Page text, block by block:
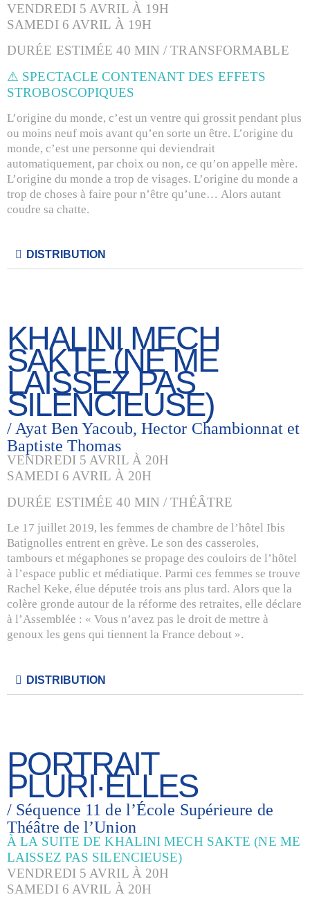
VENDREDI 5 AVRIL À 19H
SAMEDI 6 AVRIL À 19H
DURÉE ESTIMÉE 40 MIN / TRANSFORMABLE
⚠ SPECTACLE CONTENANT DES EFFETS
STROBOSCOPIQUES
L’origine du monde, c’est un ventre qui grossit pendant plus
ou moins neuf mois avant qu’en sorte un être. L’origine du
monde, c’est une personne qui deviendrait
automatiquement, par choix ou non, ce qu’on appelle mère.
L’origine du monde a trop de visages. L’origine du monde a
trop de choses à faire pour n’être qu’une… Alors autant
coudre sa chatte.
DISTRIBUTION
KHALINI MECH
SAKTE (NE ME
LAISSEZ PAS
SILENCIEUSE)
/ Ayat Ben Yacoub, Hector Chambionnat et
Baptiste Thomas
VENDREDI 5 AVRIL À 20H
SAMEDI 6 AVRIL À 20H
DURÉE ESTIMÉE 40 MIN / THÉÂTRE
Le 17 juillet 2019, les femmes de chambre de l’hôtel Ibis
Batignolles entrent en grève. Le son des casseroles,
tambours et mégaphones se propage des couloirs de l’hôtel
à l’espace public et médiatique. Parmi ces femmes se trouve
Rachel Keke, élue députée trois ans plus tard. Alors que la
colère gronde autour de la réforme des retraites, elle déclare
à l’Assemblée : « Vous n’avez pas le droit de mettre à
genoux les gens qui tiennent la France debout ».
DISTRIBUTION
PORTRAIT
PLURI·ELLES
/ Séquence 11 de l’École Supérieure de
Théâtre de l’Union
À LA SUITE DE KHALINI MECH SAKTE (NE ME
LAISSEZ PAS SILENCIEUSE)
VENDREDI 5 AVRIL À 20H
SAMEDI 6 AVRIL À 20H